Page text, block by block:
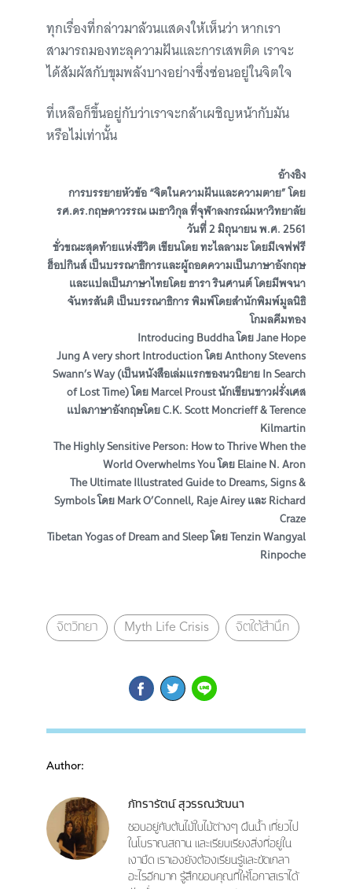
ทุกเรื่องที่กล่าวมาล้วนแสดงให้เห็นว่า หากเรา
สามารถมองทะลุความฝันและการเสพติด เราจะ
ได้สัมผัสกับขุมพลังบางอย่างซึ่งซ่อนอยู่ในจิตใจ
ที่เหลือก็ขึ้นอยู่กับว่าเราจะกล้าเผชิญหน้ากับมัน
หรือไม่เท่านั้น
อ้างอิง
การบรรยายหัวข้อ “จิตในความฝันและความตาย” โดย
รศ.ดร.กฤษดาวรรณ เมธาวิกุล ที่จุฬาลงกรณ์มหาวิทยาลัย
วันที่ 2 มิถุนายน พ.ศ. 2561
ชั่วขณะสุดท้ายแห่งชีวิต เขียนโดย ทะไลลามะ โดยมีเจฟฟรี
ฮ็อปกินส์ เป็นบรรณาธิการและผู้ถอดความเป็นภาษาอังกฤษ
และแปลเป็นภาษาไทยโดย ธารา รินศานต์ โดยมีพจนา
จันทรสันติ เป็นบรรณาธิการ พิมพ์โดยสำนักพิมพ์มูลนิธิ
โกมลคีมทอง
Introducing Buddha โดย Jane Hope
Jung A very short Introduction โดย Anthony Stevens
Swann’s Way (เป็นหนังสือเล่มแรกของนวนิยาย In Search
of Lost Time) โดย Marcel Proust นักเขียนชาวฝรั่งเศส
แปลภาษาอังกฤษโดย C.K. Scott Moncrieff & Terence
Kilmartin
The Highly Sensitive Person: How to Thrive When the
World Overwhelms You โดย Elaine N. Aron
The Ultimate Illustrated Guide to Dreams, Signs &
Symbols โดย Mark O’Connell, Raje Airey และ Richard
Craze
Tibetan Yogas of Dream and Sleep โดย Tenzin Wangyal
Rinpoche
จิตวิทยา Myth Life Crisis จิตใต้สำนึก
Author:
ภัทรารัตน์ สุวรรณวัฒนา
ชอบอยู่กับต้นไม้ใบไม้ต่างๆ ผืนน้ำ เที่ยวไป
ในโบราณสถาน และเรียบเรียงสิ่งที่อยู่ใน
เงามืด เราเองยังต้องเรียนรู้และขัดเกลา
อะไรอีกมาก รู้สึกขอบคุณที่ให้โอกาสเราได้